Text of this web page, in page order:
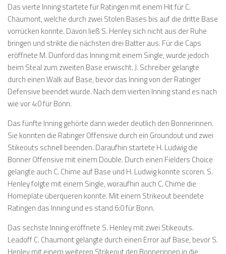
Das vierte Inning startete für Ratingen mit einem Hit für C.
Chaumont, welche durch zwei Stolen Bases bis auf die dritte Base
vorrücken konnte. Davon ließ S. Henley sich nicht aus der Ruhe
bringen und strikte die nächsten drei Batter aus. Für die Caps
eröffnete M. Dunford das Inning mit einem Single, wurde jedoch
beim Steal zum zweiten Base erwischt. J. Schreiber gelangte
durch einen Walk auf Base, bevor das Inning von der Ratinger
Defensive beendet wurde. Nach dem vierten Inning stand es nach
wie vor 4:0 für Bonn.
Das fünfte Inning gehörte dann wieder deutlich den Bonnerinnen.
Sie konnten die Ratinger Offensive durch ein Groundout und zwei
Stikeouts schnell beenden. Daraufhin startete H. Ludwig die
Bonner Offensive mit einem Double. Durch einen Fielders Choice
gelangte auch C. Chime auf Base und H. Ludwig konnte scoren. S.
Henley folgte mit einem Single, woraufhin auch C. Chime die
Homeplate überqueren konnte. Mit einem Strikeout beendete
Ratingen das Inning und es stand 6:0 für Bonn.
Das sechste Inning eröffnete S. Henley mit zwei Stikeouts.
Leadoff C. Chaumont gelangte durch einen Error auf Base, bevor S.